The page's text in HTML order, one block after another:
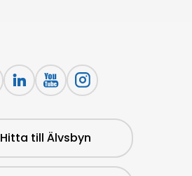
Hitta till Älvsbyn